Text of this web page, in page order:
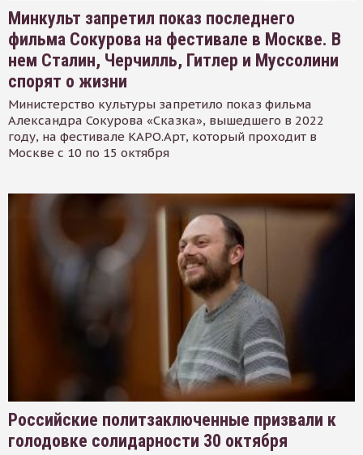
Минкульт запретил показ последнего
фильма Сокурова на фестивале в Москве. В
нем Сталин, Черчилль, Гитлер и Муссолини
спорят о жизни
Министерство культуры запретило показ фильма
Александра Сокурова «Сказка», вышедшего в 2022
году, на фестивале КАРО.Арт, который проходит в
Москве с 10 по 15 октября
Российские политзаключенные призвали к
голодовке солидарности 30 октября